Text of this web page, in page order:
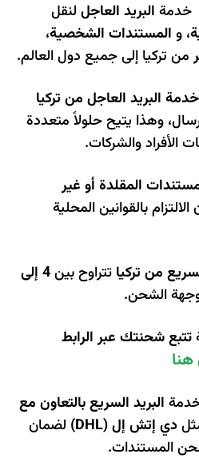
خدمة البريد العاجل لنقل
، و المستندات الشخصية،
من تركيا إلى جميع دول العالم.
البريد العاجل من تركيا
وهذا يتيح حلولاً متعددة
الأفراد والشركات.
المقلدة أو غير
بالقوانين المحلية
من تركيا تتراوح بين
4 إلى
الشحن.
تتبع شحنتك عبر الرابط
البريد السريع بالتعاون مع
دي إتش إل (DHL)
لضمان
المستندات.